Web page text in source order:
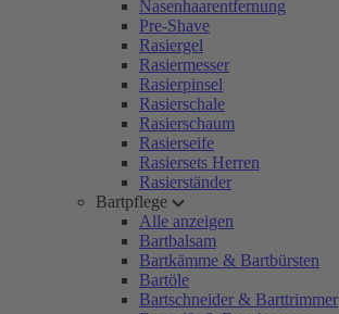
Nasenhaarentfernung
Pre-Shave
Rasiergel
Rasiermesser
Rasierpinsel
Rasierschale
Rasierschaum
Rasierseife
Rasiersets Herren
Rasierständer
Bartpflege
Alle anzeigen
Bartbalsam
Bartkämme & Bartbürsten
Bartöle
Bartschneider & Barttrimmer